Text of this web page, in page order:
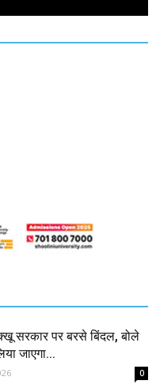
सरकार पर बरसे बिंदल, बोले
जाएगा...
0